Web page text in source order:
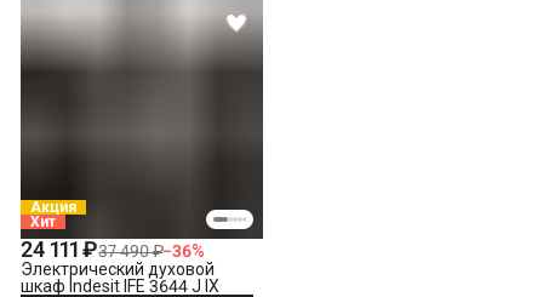
Акция
Хит
24 111 ₽37 490 ₽−36%
Электрический духовой
шкаф Indesit IFE 3644 J IX